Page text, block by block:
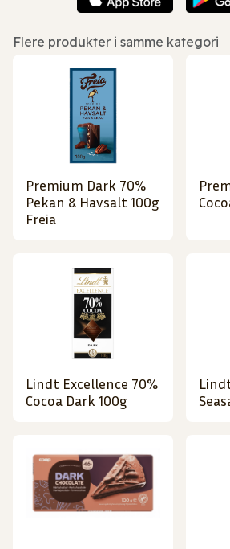
Flere produkter i samme kategori
Premium Dark 70%
Pekan & Havsalt 100g
Freia
Lindt Excellence 70%
Cocoa Dark 100g